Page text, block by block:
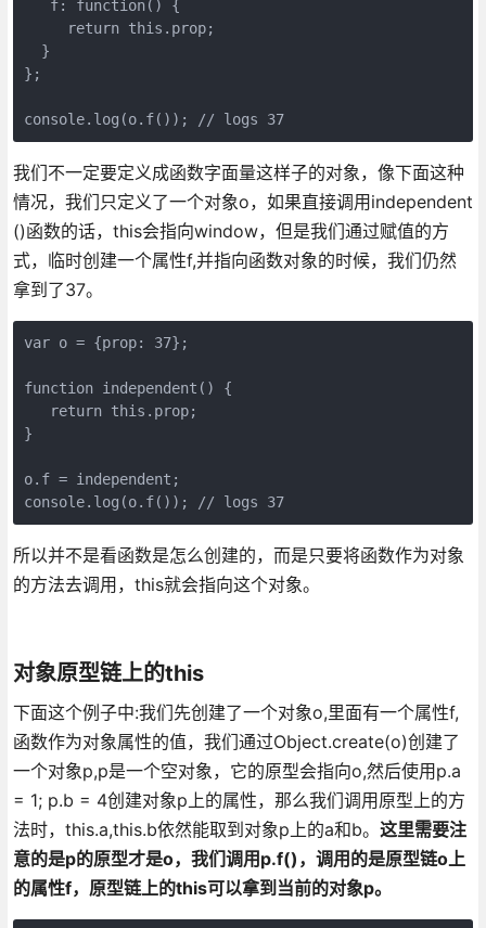
   f: function() {
     return this.prop;
  }
};
console.log(o.f()); // logs 37
我们不一定要定义成函数字面量这样子的对象，像下面这种
情况，我们只定义了一个对象o，如果直接调用independent
()函数的话，this会指向window，但是我们通过赋值的方
式，临时创建一个属性f,并指向函数对象的时候，我们仍然
拿到了37。
var o = {prop: 37};
function independent() {
   return this.prop;
}
o.f = independent;
console.log(o.f()); // logs 37
所以并不是看函数是怎么创建的，而是只要将函数作为对象
的方法去调用，this就会指向这个对象。
对象原型链上的this
下面这个例子中:我们先创建了一个对象o,里面有一个属性f,
函数作为对象属性的值，我们通过Object.create(o)创建了
一个对象p,p是一个空对象，它的原型会指向o,然后使用p.a
= 1; p.b = 4创建对象p上的属性，那么我们调用原型上的方
法时，this.a,this.b依然能取到对象p上的a和b。 这里需要注
意的是p的原型才是o，我们调用p.f()，调用的是原型链o上
的属性f，原型链上的this可以拿到当前的对象p。